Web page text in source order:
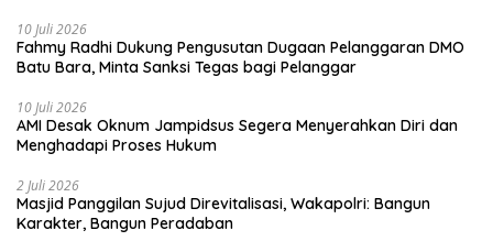
10 Juli 2026
Fahmy Radhi Dukung Pengusutan Dugaan Pelanggaran DMO
Batu Bara, Minta Sanksi Tegas bagi Pelanggar
10 Juli 2026
AMI Desak Oknum Jampidsus Segera Menyerahkan Diri dan
Menghadapi Proses Hukum
2 Juli 2026
Masjid Panggilan Sujud Direvitalisasi, Wakapolri: Bangun
Karakter, Bangun Peradaban